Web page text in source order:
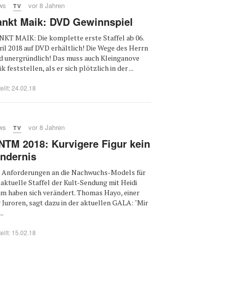
TV vor 8 Jahren
Maik: DVD Gewinnspiel
MAIK: Die komplette erste Staffel ab 06.
2018 auf DVD erhältlich! Die Wege des Herrn
unergründlich! Das muss auch Kleinganove
feststellen, als er sich plötzlich in der ...
24.02.18
TV vor 8 Jahren
2018: Kurvigere Figur kein
Anforderungen an die Nachwuchs-Models für
Staffel der Kult-Sendung mit Heidi
haben sich verändert. Thomas Hayo, einer
Juroren, sagt dazu in der aktuellen GALA: "Mir
15.02.18